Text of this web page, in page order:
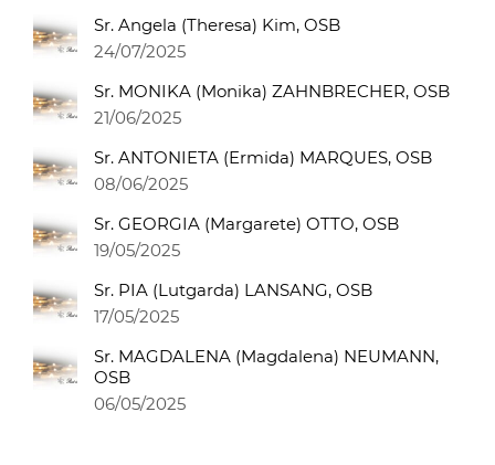
Sr. Angela (Theresa) Kim, OSB
24/07/2025
Sr. MONIKA (Monika) ZAHNBRECHER, OSB
21/06/2025
Sr. ANTONIETA (Ermida) MARQUES, OSB
08/06/2025
Sr. GEORGIA (Margarete) OTTO, OSB
19/05/2025
Sr. PIA (Lutgarda) LANSANG, OSB
17/05/2025
Sr. MAGDALENA (Magdalena) NEUMANN,
OSB
06/05/2025